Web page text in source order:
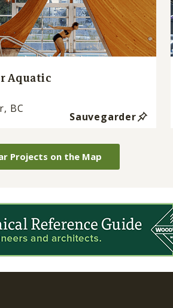
Aquatic
BC
Sauvegarder
Projects on the Map